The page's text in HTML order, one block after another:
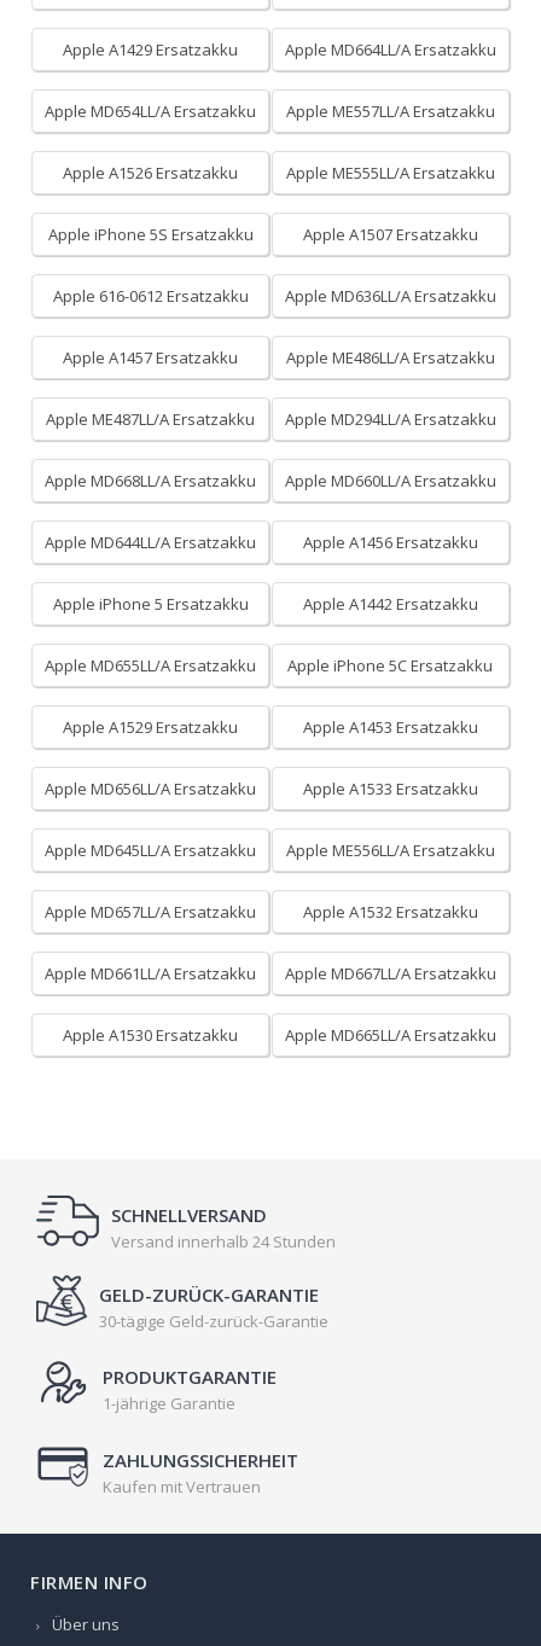
Apple A1429 Ersatzakku Apple MD664LL/A Ersatzakku
Apple MD654LL/A Ersatzakku Apple ME557LL/A Ersatzakku
Apple A1526 Ersatzakku Apple ME555LL/A Ersatzakku
Apple iPhone 5S Ersatzakku Apple A1507 Ersatzakku
Apple 616-0612 Ersatzakku Apple MD636LL/A Ersatzakku
Apple A1457 Ersatzakku Apple ME486LL/A Ersatzakku
Apple ME487LL/A Ersatzakku Apple MD294LL/A Ersatzakku
Apple MD668LL/A Ersatzakku Apple MD660LL/A Ersatzakku
Apple MD644LL/A Ersatzakku Apple A1456 Ersatzakku
Apple iPhone 5 Ersatzakku Apple A1442 Ersatzakku
Apple MD655LL/A Ersatzakku Apple iPhone 5C Ersatzakku
Apple A1529 Ersatzakku Apple A1453 Ersatzakku
Apple MD656LL/A Ersatzakku Apple A1533 Ersatzakku
Apple MD645LL/A Ersatzakku Apple ME556LL/A Ersatzakku
Apple MD657LL/A Ersatzakku Apple A1532 Ersatzakku
Apple MD661LL/A Ersatzakku Apple MD667LL/A Ersatzakku
Apple A1530 Ersatzakku Apple MD665LL/A Ersatzakku
SCHNELLVERSAND
Versand innerhalb 24 Stunden
GELD-ZURÜCK-GARANTIE
30-tägige Geld-zurück-Garantie
PRODUKTGARANTIE
1-jährige Garantie
ZAHLUNGSSICHERHEIT
Kaufen mit Vertrauen
FIRMEN INFO
Über uns